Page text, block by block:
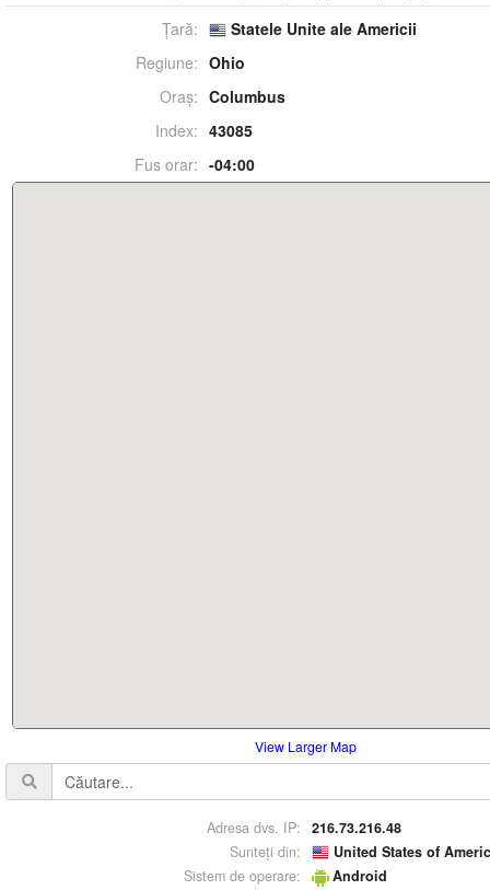
Țară:
Statele Unite ale Americii
Regiune: Ohio
Oraș: Columbus
Index: 43085
Fus orar: -04:00
View Larger Map
Adresa dvs. IP:
216.73.216.48
Sunteți din:
United States of
Sistem de operare:
Android